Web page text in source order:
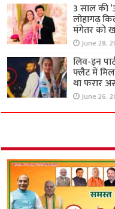
3 साल की
लोहागढ़
मंगेतर को
June 28,
लिव-इन
फ्लैट में
था फरार
June 26,